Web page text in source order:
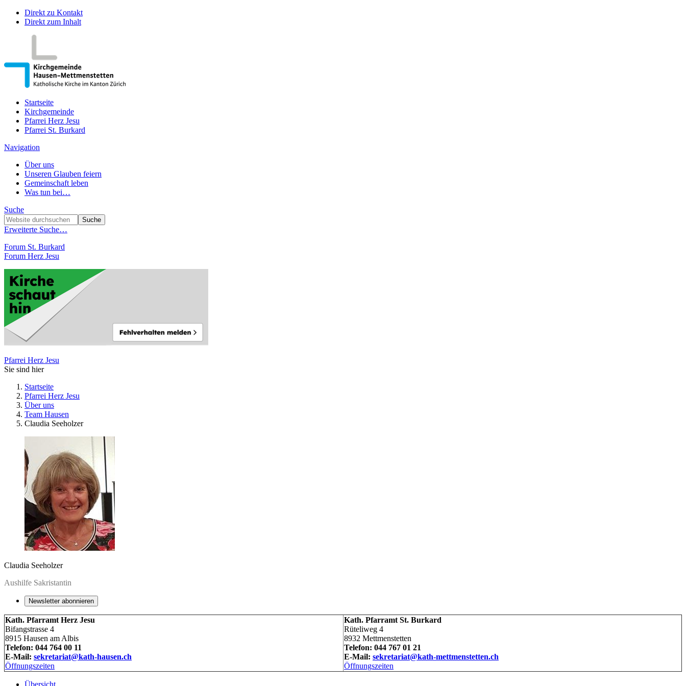
Direkt zu Kontakt
Direkt zum Inhalt
Startseite
Kirchgemeinde
Pfarrei Herz Jesu
Pfarrei St. Burkard
Navigation
Über uns
Unseren Glauben feiern
Gemeinschaft leben
Was tun bei…
Suche
Erweiterte Suche…
Forum St. Burkard
Forum Herz Jesu
Pfarrei Herz Jesu
Sie sind hier
Startseite
Pfarrei Herz Jesu
Über uns
Team Hausen
Claudia Seeholzer
Claudia Seeholzer
Aushilfe Sakristantin
Newsletter abonnieren
Kath. Pfarramt Herz Jesu
Bifangstrasse 4
8915 Hausen am Albis
Telefon: 044 764 00 11
E-Mail: sekretariat@kath-hausen.ch
Öffnungszeiten
Kath. Pfarramt St. Burkard
Rüteliweg 4
8932 Mettmenstetten
Telefon: 044 767 01 21
E-Mail: sekretariat@kath-mettmenstetten.ch
Öffnungszeiten
Übersicht